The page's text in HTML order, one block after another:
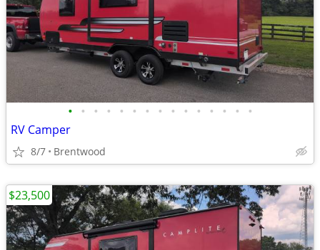
• • • • • • • • • • • • • • •
RV Camper
8/7 Brentwood
$23,500